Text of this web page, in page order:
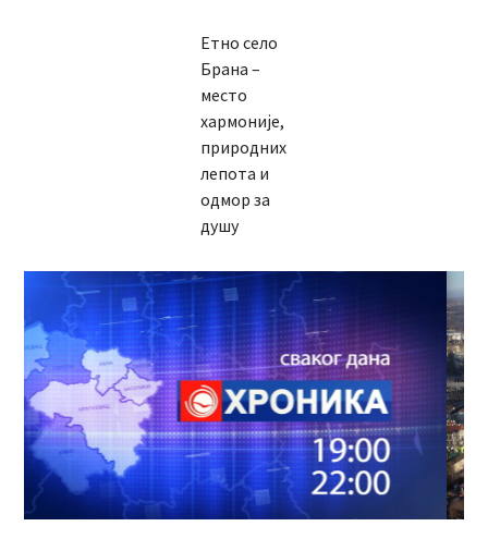
Етно село
Брана –
место
хармоније,
природних
лепота и
одмор за
душу